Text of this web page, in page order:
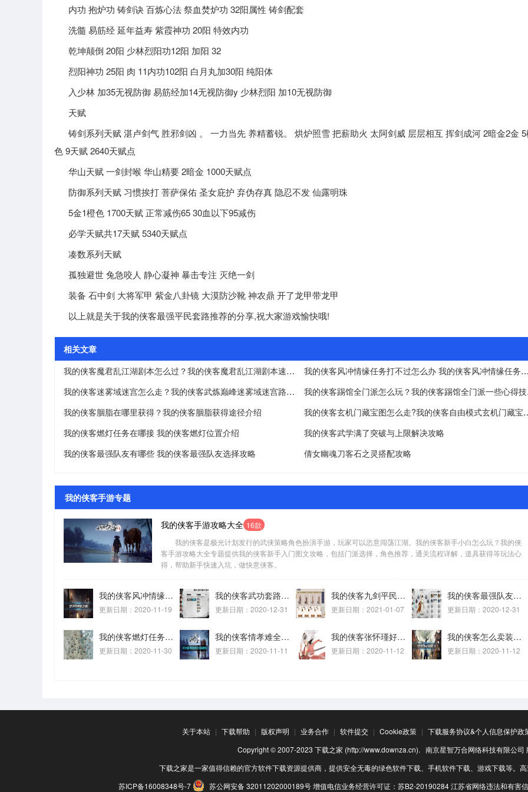
内功 抱炉功 铸剑诀 百炼心法 祭血焚炉功 32阳属性 铸剑配套
洗髓 易筋经 延年益寿 紫霞神功 20阳 特效内功
乾坤颠倒 20阳 少林烈阳功12阳 加阳 32
烈阳神功 25阳 肉 11内功102阳 白月丸加30阳 纯阳体
入少林 加35无视防御 易筋经加14无视防御y 少林烈阳 加10无视防御
天赋
铸剑系列天赋 湛卢剑气 胜邪剑凶 。 一力当先 养精蓄锐。 烘炉照雪 把薪助火 太阿剑威 层层相互 挥剑成河 2暗金2金 5
色 9天赋 2640天赋点
华山天赋 一剑封喉 华山精要 2暗金 1000天赋点
防御系列天赋 习惯挨打 菩萨保佑 圣女庇护 弃伪存真 隐忍不发 仙露明珠
5金1橙色 1700天赋 正常减伤65 30血以下95减伤
必学天赋共17天赋 5340天赋点
凑数系列天赋
孤独避世 兔急咬人 静心凝神 暴击专注 灭绝一剑
装备 石中剑 大将军甲 紫金八卦镜 大漠防沙靴 神农鼎 开了龙甲带龙甲
以上就是关于我的侠客最强平民套路推荐的分享,祝大家游戏愉快哦!
相关文章
我的侠客魔君乱江湖剧本怎么过？我的侠客魔君乱江湖剧本速刷攻略
我的侠客风冲情缘任务打不过怎么办 我的侠客风冲情缘任务攻略
我的侠客迷雾域迷宫怎么走？我的侠客武炼巅峰迷雾域迷宫路线走法
我的侠
我的侠客胭脂在哪里获得？我的侠客胭脂获得途径介绍
我的侠客玄机门藏宝图
我的侠客燃灯任务在哪接 我的侠客燃灯位置介绍
我的侠客武学满了突破与上限解决攻略
我的侠客最强队友有哪些 我的侠客最强队友选择攻略
倩女幽魂刀客石之灵搭配攻略
我的侠客手游专题
我的侠客手游攻略大全 16款
我的侠客是极光计划发行的武侠策略角色扮演手游，玩家可以恣意闯荡江湖。我的侠客新手小白怎么玩？我的侠
客手游攻略大全专题提供我的侠客新手入门图文攻略，包括门派选择，角色推荐，通关流程详解，道具获得等玩法心
得，帮助新手快速入坑，做快意侠客。
我的侠客风冲情缘任务打不过怎么办 我的侠客风冲情缘任务攻略
更新日期：2020-11-19
我的侠客武功套路搭配 我的侠客最强平民套路推荐
更新日期：2020-12-31
我的侠客九剑平民搭配推荐 我的侠客九剑搭配思路分享
更新日期：2021-01-07
我的侠客最强队友有哪些 我的侠客最强队友选择攻略
更新日期：2020-12-31
我的侠客燃灯任务在哪接 我的侠客燃灯位置介绍
更新日期：2020-11-30
我的侠客情孝难全孝当先情缘怎么达成 我的侠客情孝难全孝当先情缘达成攻略
更新日期：2020-11-11
我的侠客张怀瑾好感突破怎么做 我的侠客张怀瑾好感度提升技巧
更新日期：2020-11-12
我的侠客怎么卖装备 我的侠客物品出售方法
更新日期：2020-11-12
关于本站 | 下载帮助 | 版权声明 | 业务合作 | 软件提交 | Cookie政策 | 下载服务协议&个人信息保护政
Copyright © 2007-2023 下载之家 (http://www.downza.cn). 南京星智万合网络科技有限公司
下载之家是一家值得信赖的官方软件下载资源提供商，提供安全无毒的绿色软件下载、手机软件下载、游戏下载等。高
苏ICP备16008348号-7
苏公网安备 32011202000189号增值电信业务经营许可证：苏B2-20190284江苏省网络违法和有害